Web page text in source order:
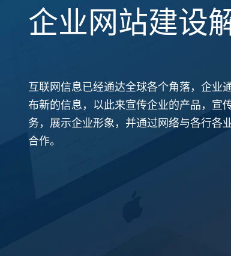
企业网站建设
互联网信息已经通达全球各个角落，企业
布新的信息，以此来宣传企业的产品，宣
务，展示企业形象，并通过网络与各行各
合作。